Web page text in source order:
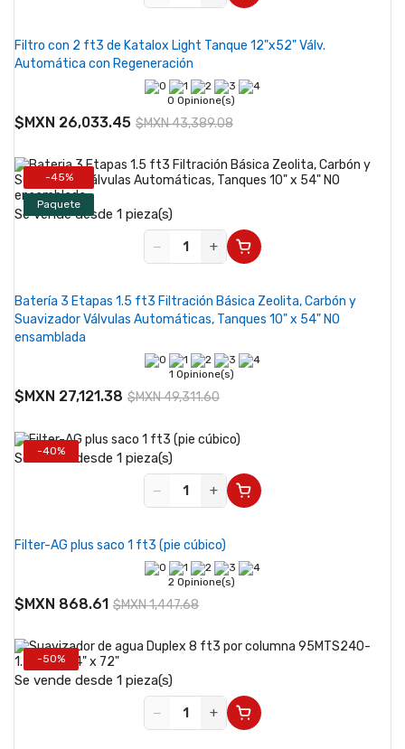
Filtro con 2 ft3 de Katalox Light Tanque 12"x52" Válv.
Automática con Regeneración
0 Opinione(s)
$MXN 26,033.45 $MXN 43,389.08
-45%
Paquete
Se vende desde 1 pieza(s)
−
+
Batería 3 Etapas 1.5 ft3 Filtración Básica Zeolita, Carbón y
Suavizador Válvulas Automáticas, Tanques 10" x 54" NO
ensamblada
1 Opinione(s)
$MXN 27,121.38 $MXN 49,311.60
-40%
Se vende desde 1 pieza(s)
−
+
Filter-AG plus saco 1 ft3 (pie cúbico)
2 Opinione(s)
$MXN 868.61 $MXN 1,447.68
-50%
Se vende desde 1 pieza(s)
−
+